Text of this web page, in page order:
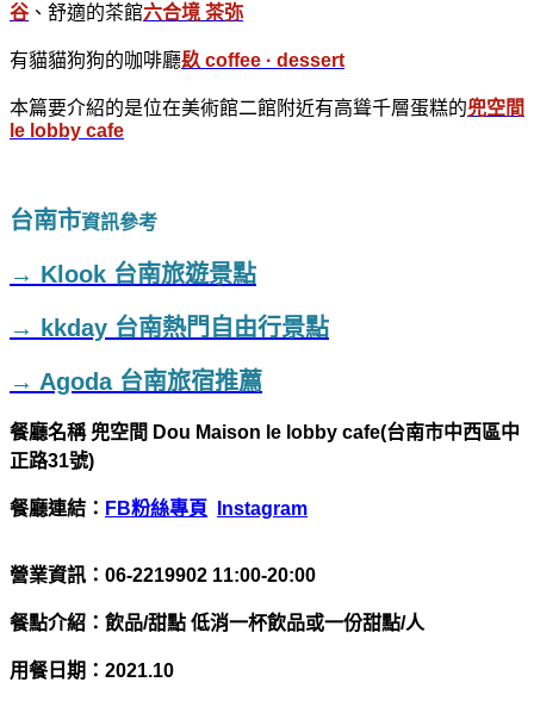
谷、舒適的茶館六合境 茶弥
有貓貓狗狗的咖啡廳镹 coffee · dessert
本篇要介紹的是位在美術館二館附近有高聳千層蛋糕的兜空間
le lobby cafe
台南市資訊參考
→ Klook 台南旅遊景點
→ kkday 台南熱門自由行景點
→ Agoda 台南旅宿推薦
餐廳名稱 兜空間 Dou Maison le lobby cafe(台南市中西區中
正路31號)
餐廳連結： FB粉絲專頁 Instagram
營業資訊：06-2219902 11:00-20:00
餐點介紹：飲品/甜點 低消一杯飲品或一份甜點/人
用餐日期： 2021.10